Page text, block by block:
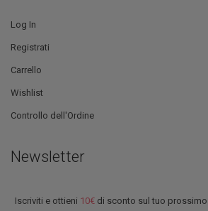
Log In
Registrati
Carrello
Wishlist
Controllo dell'Ordine
Newsletter
Iscriviti e ottieni 10€ di sconto sul tuo prossimo